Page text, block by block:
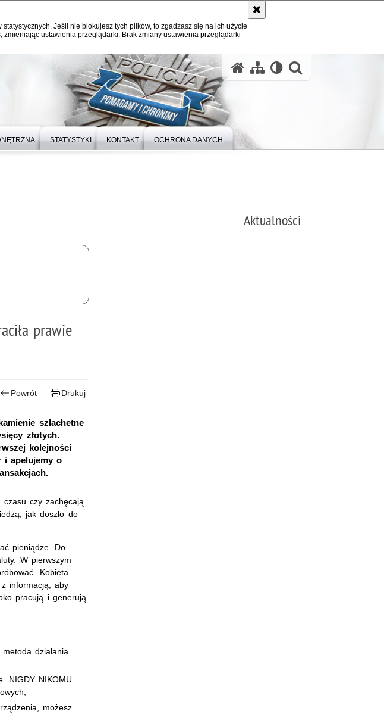
Jeśli nie blokujesz tych plików, to zgadzasz się na ich użycie
ustawienia przeglądarki. Brak zmiany ustawienia przeglądarki
STATYSTYKI KONTAKT OCHRONA DANYCH
Aktualności
prawie
Powrót Drukuj
szlachetne
złotych.
kolejności
i apelujemy o
czy zachęcają
jak doszło do
pieniądze. Do
W pierwszym
Kobieta
informacją, aby
pracują i generują
działania
NIGDY NIKOMU
możesz